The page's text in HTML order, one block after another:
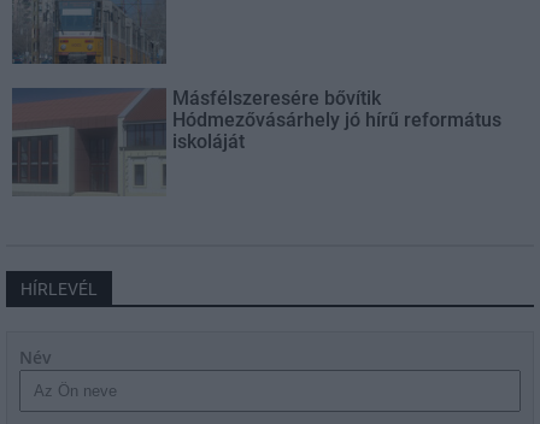
Másfélszeresére bővítik
Hódmezővásárhely jó hírű református
iskoláját
HÍRLEVÉL
Név